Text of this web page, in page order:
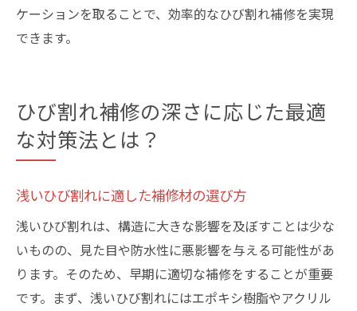
ケーションを取ることで、効率的なひび割れ補修を実現
できます。
ひび割れ補修の深さに応じた最適
な対策法とは？
浅いひび割れに適した補修材の選び方
浅いひび割れは、構造に大きな影響を及ぼすことは少な
いものの、見た目や防水性に悪影響を与える可能性があ
ります。そのため、早期に適切な補修をすることが重要
です。まず、浅いひび割れにはエポキシ樹脂やアクリル